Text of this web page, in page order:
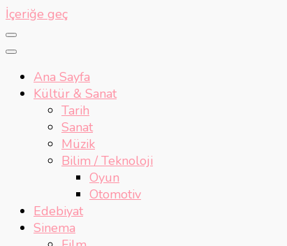
İçeriğe geç
Ana Sayfa
Kültür & Sanat
Tarih
Sanat
Müzik
Bilim / Teknoloji
Oyun
Otomotiv
Edebiyat
Sinema